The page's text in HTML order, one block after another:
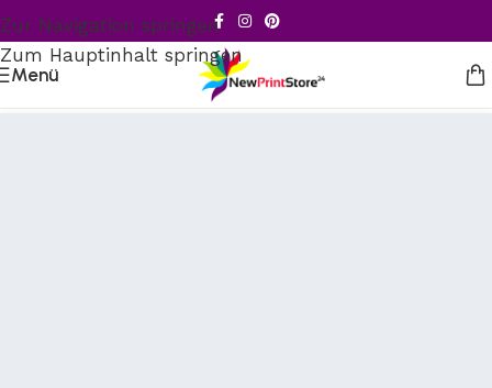
Zur Navigation springen
Zum Hauptinhalt springen
Menü